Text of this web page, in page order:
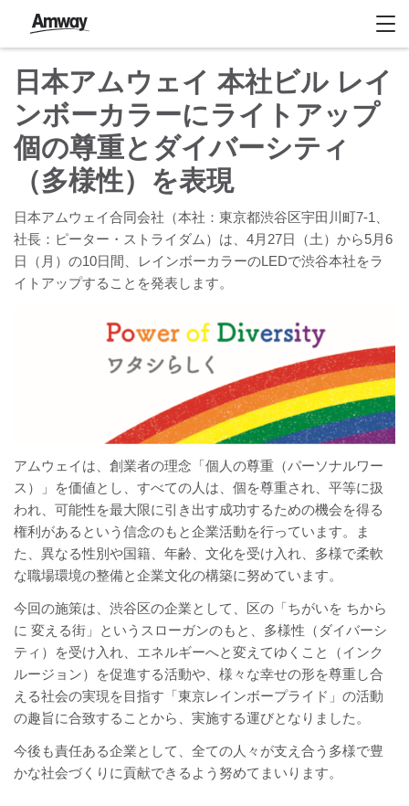
日本アムウェイ 本社ビル レイ
ンボーカラーにライトアップ
個の尊重とダイバーシティ
（多様性）を表現
日本アムウェイ合同会社（本社：東京都渋谷区宇田川町7-1、
社長：ピーター・ストライダム）は、4月27日（土）から5月6
日（月）の10日間、レインボーカラーのLEDで渋谷本社をラ
イトアップすることを発表します。
アムウェイは、創業者の理念「個人の尊重（パーソナルワー
ス）」を価値とし、すべての人は、個を尊重され、平等に扱
われ、可能性を最大限に引き出す成功するための機会を得る
権利があるという信念のもと企業活動を行っています。ま
た、異なる性別や国籍、年齢、文化を受け入れ、多様で柔軟
な職場環境の整備と企業文化の構築に努めています。
今回の施策は、渋谷区の企業として、区の「ちがいを ちから
に 変える街」というスローガンのもと、多様性（ダイバーシ
ティ）を受け入れ、エネルギーへと変えてゆくこと（インク
ルージョン）を促進する活動や、様々な幸せの形を尊重し合
える社会の実現を目指す「東京レインボープライド」の活動
の趣旨に合致することから、実施する運びとなりました。
今後も責任ある企業として、全ての人々が支え合う多様で豊
かな社会づくりに貢献できるよう努めてまいります。